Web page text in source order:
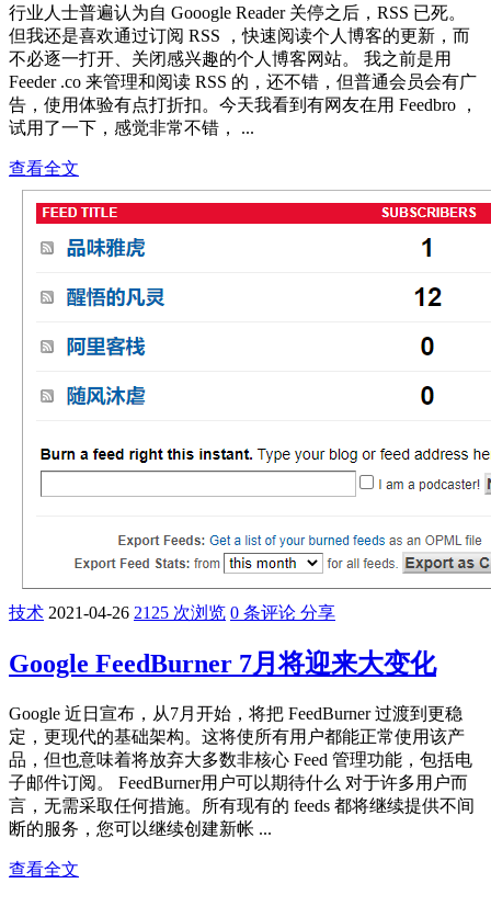
行业人士普遍认为自 Gooogle Reader 关停之后，RSS 已死。
但我还是喜欢通过订阅 RSS ，快速阅读个人博客的更新，而
不必逐一打开、关闭感兴趣的个人博客网站。 我之前是用
Feeder .co 来管理和阅读 RSS 的，还不错，但普通会员会有广
告，使用体验有点打折扣。今天我看到有网友在用 Feedbro ，
试用了一下，感觉非常不错， ...
查看全文
技术 2021-04-26 2125 次浏览 0 条评论 分享
Google FeedBurner 7月将迎来大变化
Google 近日宣布，从7月开始，将把 FeedBurner 过渡到更稳
定，更现代的基础架构。这将使所有用户都能正常使用该产
品，但也意味着将放弃大多数非核心 Feed 管理功能，包括电
子邮件订阅。 FeedBurner用户可以期待什么 对于许多用户而
言，无需采取任何措施。所有现有的 feeds 都将继续提供不间
断的服务，您可以继续创建新帐 ...
查看全文